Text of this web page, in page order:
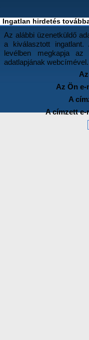
Ingatlan hirdetés
Az alábbi üzenetküldő
a kiválasztott
levélben megkapja
adatlapjának webcímével.
Az Ön e-
A
A címzett e-